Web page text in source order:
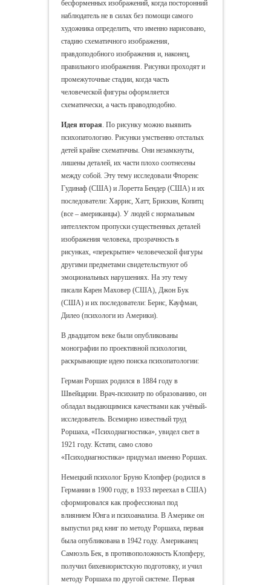
бесформенных изображений, когда посторонний
наблюдатель не в силах без помощи самого
художника определить, что именно нарисовано,
стадию схематичного изображения,
правдоподобного изображения и, наконец,
правильного изображения. Рисунки проходят и
промежуточные стадии, когда часть
человеческой фигуры оформляется
схематически, а часть праводподобно.
Идея вторая. По рисунку можно выявить
психопатологию. Рисунки умственно отсталых
детей крайне схематичны. Они незамкнуты,
лишены деталей, их части плохо соотнесены
между собой. Эту тему исследовали Флоренс
Гудинаф (США) и Лоретта Бендер (США) и их
последователи: Харрис, Хатт, Брискин, Копитц
(все – американцы). У людей с нормальным
интеллектом пропуски существенных деталей
изображения человека, прозрачность в
рисунках, «перекрытие» человеческой фигуры
другими предметами свидетельствуют об
эмоциональных нарушениях. На эту тему
писали Карен Маховер (США), Джон Бук
(США) и их последователи: Бернс, Кауфман,
Дилео (психологи из Америки).
В двадцатом веке были опубликованы
монографии по проективной психологии,
раскрывающие идею поиска психопатологии:
Герман Роршах родился в 1884 году в
Швейцарии. Врач-психиатр по образованию, он
обладал выдающимися качествами как учёный-
исследователь. Всемирно известный труд
Роршаха, «Психодиагностика», увидел свет в
1921 году. Кстати, само слово
«Психодиагностика» придумал именно Роршах.
Немецкий психолог Бруно Клопфер (родился в
Германии в 1900 году, в 1933 переехал в США)
сформировался как профессионал под
влиянием Юнга и психоанализа. В Америке он
выпустил ряд книг по методу Роршаха, первая
была опубликована в 1942 году. Американец
Самюэль Бек, в противоположность Клопферу,
получил бихевиористскую подготовку, и учил
методу Роршаха по другой системе. Первая